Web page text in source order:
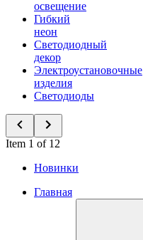
освещение
Гибкий
неон
Светодиодный
декор
Электроустановочные
изделия
Светодиоды
Item 1 of 12
Новинки
Главная